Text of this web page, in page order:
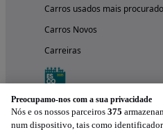
Carros usados mais
Carros Novos
Carreiras
Preocupamo-nos com a sua privacidade
Nós e os nossos parceiros 375
num dispositivo, tais como